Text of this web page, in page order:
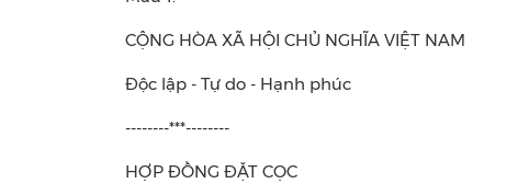
CỘNG HÒA XÃ HỘI CHỦ NGHĨA VIỆT NAM
Độc lập - Tự do - Hạnh phúc
--------***--------
HỢP ĐỒNG ĐẶT CỌC